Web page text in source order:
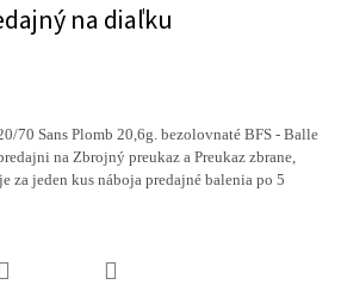
na diaľku
70 Sans Plomb 20,6g. bezolovnaté BFS - Balle
na Zbrojný preukaz a Preukaz zbrane,
za jeden kus náboja predajné balenia po 5